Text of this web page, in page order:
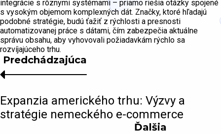
integrácie s rôznymi systémami – priamo riešia otázky spojené
s vysokým objemom komplexných dát. Značky, ktoré hľadajú
podobné stratégie, budú ťažiť z rýchlosti a presnosti
automatizovanej práce s dátami, čím zabezpečia aktuálne
správu obsahu, aby vyhovovali požiadavkám rýchlo sa
rozvíjajúceho trhu.
Ďalšia
Predchádzajúca
Expanzia amerického trhu: Výzvy a
stratégie nemeckého e-commerce